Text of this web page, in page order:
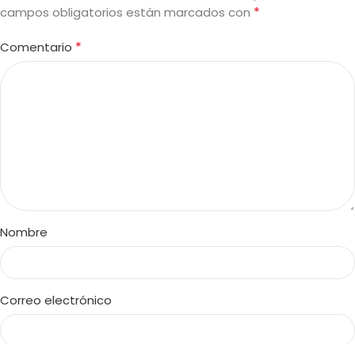
campos obligatorios están marcados con *
Comentario *
Nombre
Correo electrónico